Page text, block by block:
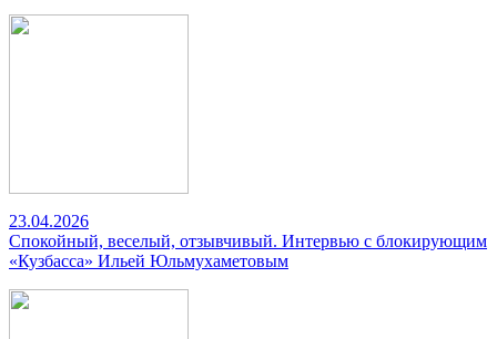
23.04.2026
Спокойный, веселый, отзывчивый. Интервью с блокирующим
«Кузбасса» Ильей Юльмухаметовым